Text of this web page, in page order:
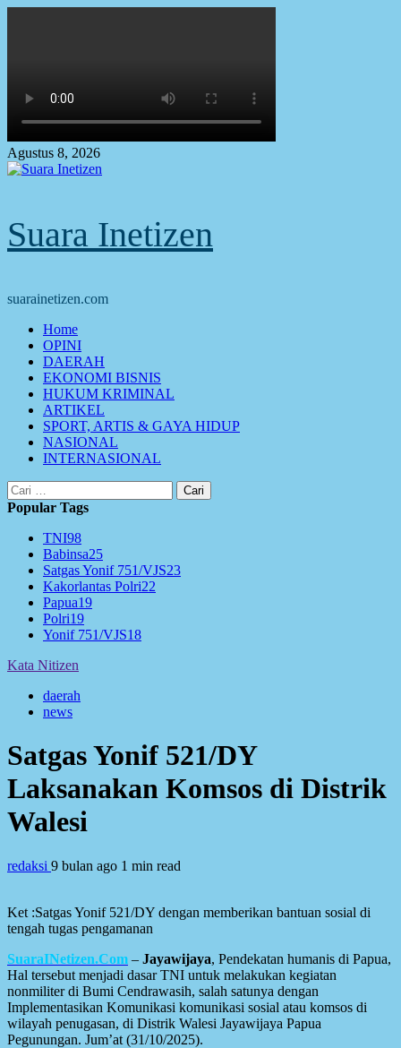
Agustus 8, 2026
Suara Inetizen
suarainetizen.com
Primary
Menu
Home
OPINI
DAERAH
EKONOMI BISNIS
HUKUM KRIMINAL
ARTIKEL
SPORT, ARTIS & GAYA HIDUP
NASIONAL
INTERNASIONAL
Cari
untuk:
Popular Tags
TNI98
Babinsa25
Satgas Yonif 751/VJS23
Kakorlantas Polri22
Papua19
Polri19
Yonif 751/VJS18
Kata Nitizen
daerah
news
Satgas Yonif 521/DY
Laksanakan Komsos di Distrik
Walesi
redaksi 9 bulan ago 1 min read
Ket :Satgas Yonif 521/DY dengan memberikan bantuan sosial di
tengah tugas pengamanan
SuaraINetizen.Com – Jayawijaya, Pendekatan humanis di Papua,
Hal tersebut menjadi dasar TNI untuk melakukan kegiatan
nonmiliter di Bumi Cendrawasih, salah satunya dengan
Implementasikan Komunikasi komunikasi sosial atau komsos di
wilayah penugasan, di Distrik Walesi Jayawijaya Papua
Pegunungan. Jum’at (31/10/2025).